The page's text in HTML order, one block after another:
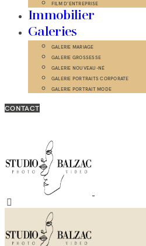
FILM D’ENTREPRISE
Immobilier
Galeries
GALERIE MARIAGE
GALERIE GROSSESSE
GALERIE NOUVEAU-NÉ
GALERIE PORTRAITS CORPORATE
GALERIE PORTRAIT MODE
CONTACT